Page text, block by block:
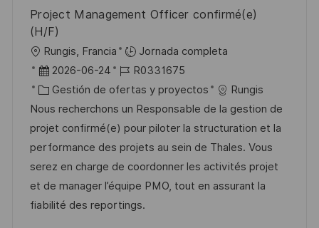
l
a
Project Management Officer confirmé(e)
(H/F)
U
b
c
a
c
i
ó
n
Rungis, Francia
Jornada completa
F
e
c
h
a
d
e
p
2026-06-24
I
D
d
e
e
m
p
l
R0331675
C
a
t
e
g
o
r
Gestión de ofertas y proyectos
Rungis
Nous recherchons un Responsable de la gestion de
projet confirmé(e) pour piloter la structuration et la
performance des projets au sein de Thales. Vous
serez en charge de coordonner les activités projet
et de manager l’équipe PMO, tout en assurant la
fiabilité des reportings.